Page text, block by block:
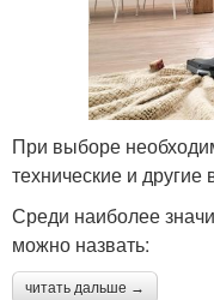
При выборе
технические и
Среди наиболее
можно назвать:
читать дальше →